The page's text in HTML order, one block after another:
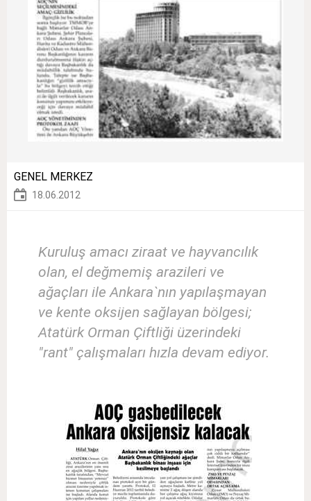
GENEL MERKEZ
18.06.2012
Kuruluş amacı ziraat ve hayvancılık
olan, el değmemiş arazileri ve
ağaçları ile Ankara`nın yapılaşmayan
ve kente oksijen sağlayan bölgesi;
Atatürk Orman Çiftliği üzerindeki
"rant" çalışmaları hızla devam ediyor.